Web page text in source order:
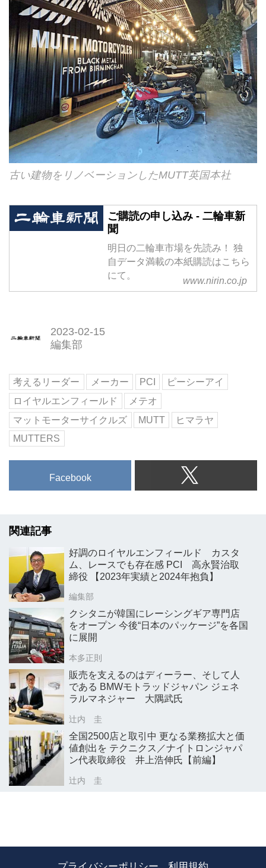
古い建物をリノベーションしたMUTT英国本社
ご購読の申し込み - 二輪車新
聞
明日の二輪車市場を先読み！ 独
自データ満載の本紙購読はこちら
にて。
www.nirin.co.jp
2023-02-15
編集部
考えるリーダー メーカー PCI
ピーシーアイ
ロイヤルエンフィールド
メテオ
マットモーターサイクルズ
MUTT
ヒマラヤ
MUTTERS
Facebook
関連記事
好調のロイヤルエンフィールド カスタ
ム、レースでも存在感 PCI 高永賢治取
締役 【2023年実績と2024年抱負】
編集部
クシタニが韓国にレーシングギア専門店
をオープン 今後“日本のパッケージ”を各国
に展開
本多正則
販売を支えるのはディーラー、そして人
である BMWモトラッドジャパン ジェネ
ラルマネジャー 大隅武氏
辻内 圭
全国2500店と取引中 更なる業務拡大と価
値創出を テクニクス／ナイトロンジャパ
ン代表取締役 井上浩伸氏【前編】
辻内 圭